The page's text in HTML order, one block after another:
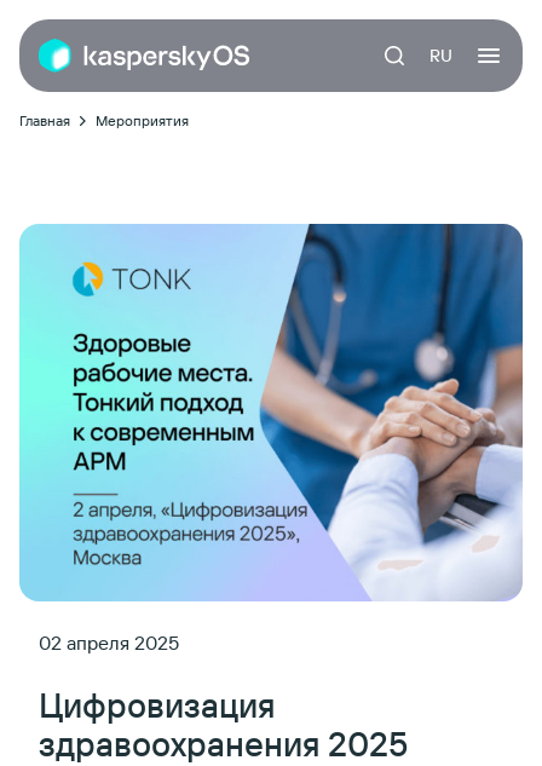
RU
Главная Мероприятия
02 апреля 2025
Цифровизация
здравоохранения 2025